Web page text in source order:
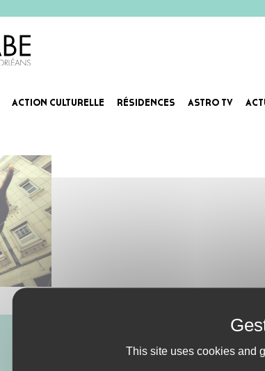
ACTION CULTURELLE RÉSIDENCES ASTRO TV
This site uses cookies and